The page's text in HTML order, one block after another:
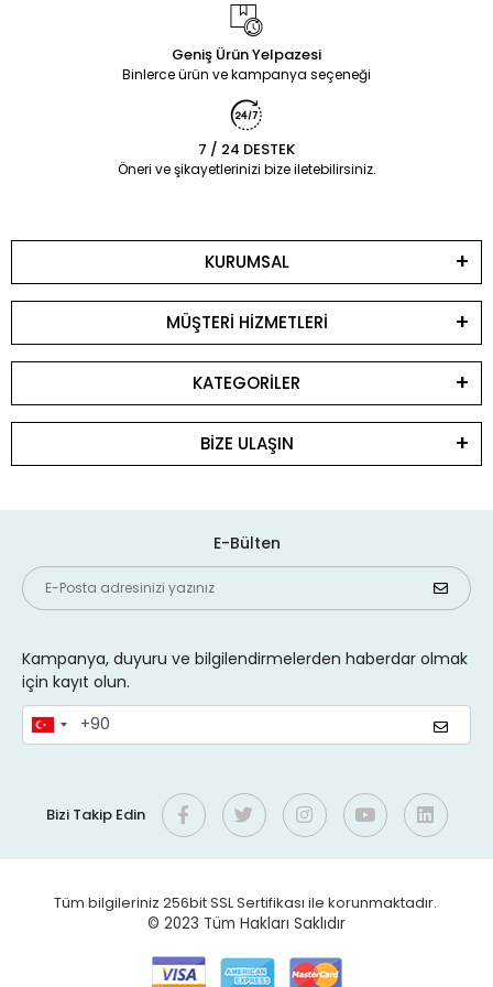
Geniş Ürün Yelpazesi
Binlerce ürün ve kampanya seçeneği
7 / 24 DESTEK
Öneri ve şikayetlerinizi bize iletebilirsiniz.
KURUMSAL
MÜŞTERİ HİZMETLERİ
KATEGORİLER
BİZE ULAŞIN
E-Bülten
Kampanya, duyuru ve bilgilendirmelerden haberdar olmak
için kayıt olun.
Bizi Takip Edin
Tüm bilgileriniz 256bit SSL Sertifikası ile korunmaktadır.
© 2023 Tüm Hakları Saklıdır